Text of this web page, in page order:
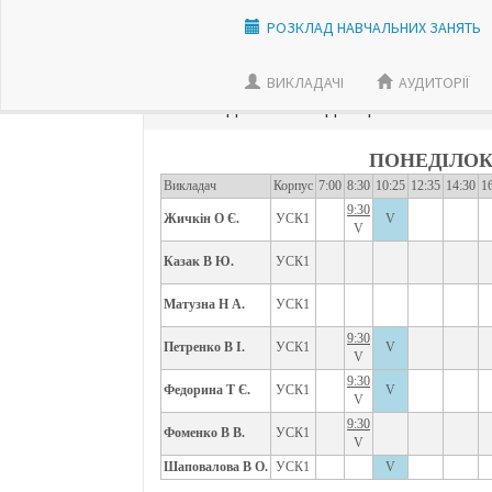
РОЗКЛАД НАВЧАЛЬНИХ ЗАНЯТЬ
ВИКЛАДАЧI АУДИТОРІЇ
Викладач Корпус 7:00 8:30 10:25 12:35 14:30
Жичкін О Є. УСК1
9:30
V
V
Казак В Ю. УСК1
Матузна Н А. УСК1
Петренко В І. УСК1
9:30
V
V
Федорина Т Є. УСК1
9:30
V
V
Фоменко В В. УСК1
9:30
V
Шаповалова В О. УСК1 V